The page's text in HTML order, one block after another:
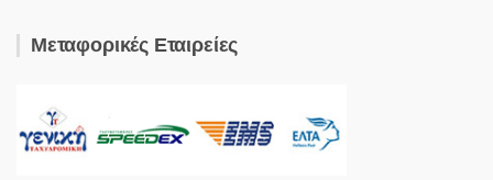
Μεταφορικές Εταιρείες